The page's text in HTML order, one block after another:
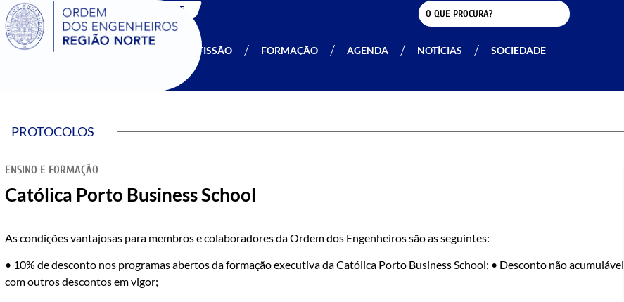
SIGOE
A OERN PROFISSÃO FORMAÇÃO AGENDA NOTÍCIAS SOCIEDADE
PROTOCOLOS
ENSINO E FORMAÇÃO
Católica Porto Business School
As condições vantajosas para membros e colaboradores da Ordem dos Engenheiros são as seguintes:
• 10% de desconto nos programas abertos da formação executiva da Católica Porto Business School; • Desconto não acumulável
com outros descontos em vigor;